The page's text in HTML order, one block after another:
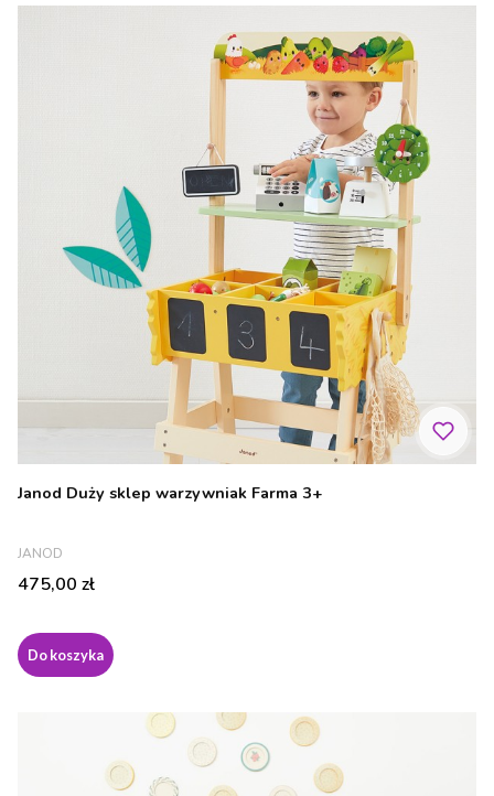
Janod Duży sklep warzywniak Farma 3+
PRODUCENT
JANOD
Cena
475,00 zł
Do koszyka